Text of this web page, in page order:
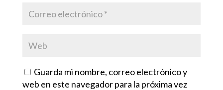
Guarda mi nombre, correo electrónico y
web en este navegador para la próxima vez